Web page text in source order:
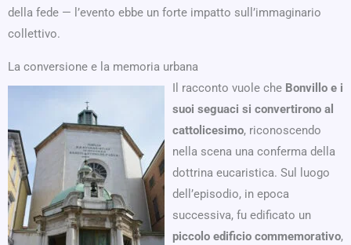
della fede — l’evento ebbe un forte impatto sull’immaginario
collettivo.
La conversione e la memoria urbana
Il racconto vuole che Bonvillo e i
suoi seguaci si convertirono al
cattolicesimo, riconoscendo
nella scena una conferma della
dottrina eucaristica. Sul luogo
dell’episodio, in epoca
successiva, fu edificato un
piccolo edificio commemorativo,